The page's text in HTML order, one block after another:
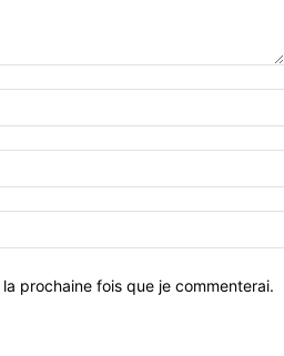
prochaine fois que je commenterai.